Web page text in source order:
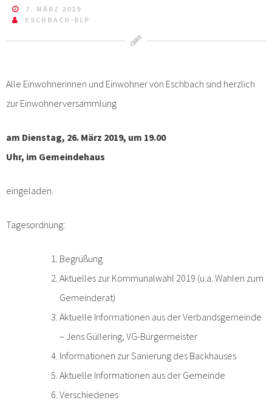
7. MÄRZ 2019
ESCHBACH-RLP
Alle Einwohnerinnen und Einwohner von Eschbach sind herzlich
zur Einwohnerversammlung
am Dienstag, 26. März 2019, um 19.00
Uhr, im Gemeindehaus
eingeladen.
Tagesordnung:
Begrüßung
Aktuelles zur Kommunalwahl 2019 (u.a. Wahlen zum
Gemeinderat)
Aktuelle Informationen aus der Verbandsgemeinde
– Jens Güllering, VG-Bürgermeister
Informationen zur Sanierung des Backhauses
Aktuelle Informationen aus der Gemeinde
Verschiedenes